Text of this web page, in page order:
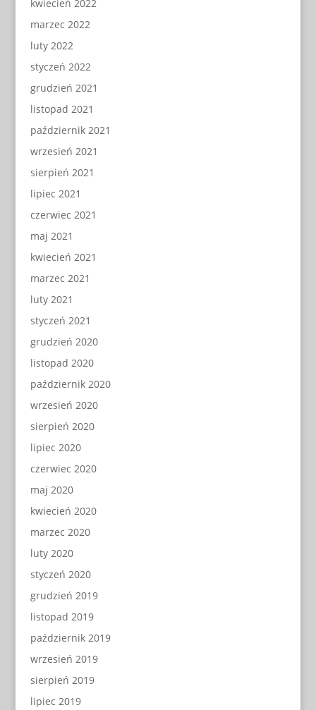
kwiecień 2022
marzec 2022
luty 2022
styczeń 2022
grudzień 2021
listopad 2021
październik 2021
wrzesień 2021
sierpień 2021
lipiec 2021
czerwiec 2021
maj 2021
kwiecień 2021
marzec 2021
luty 2021
styczeń 2021
grudzień 2020
listopad 2020
październik 2020
wrzesień 2020
sierpień 2020
lipiec 2020
czerwiec 2020
maj 2020
kwiecień 2020
marzec 2020
luty 2020
styczeń 2020
grudzień 2019
listopad 2019
październik 2019
wrzesień 2019
sierpień 2019
lipiec 2019